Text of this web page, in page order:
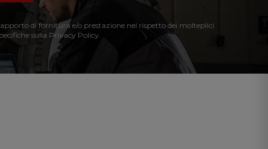
di fornitura e/o prestazione nel rispetto dei molteplici
sulla Privacy Policy.